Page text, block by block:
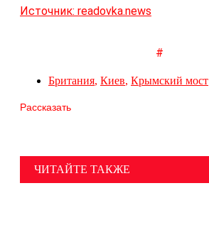
Источник: readovka.news
#
Британия, Киев, Крымский мост
Рассказать
ЧИТАЙТЕ ТАКЖЕ